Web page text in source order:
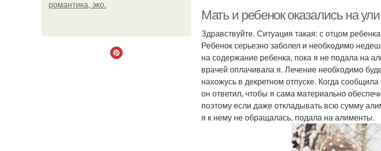
романтика, эко.
Мать и ребенок оказались на
Здравствуйте. Ситуация такая: с отцом
Ребенок серьезно заболел и необходимо
на содержание ребенка, пока я не подала на
врачей оплачивала я. Лечение необходимо
нахожусь в декретном отпуске. Когда
он ответил, чтобы я сама материально
поэтому если даже откладывать всю сумму
я к нему не обращалась, подала на алименты.